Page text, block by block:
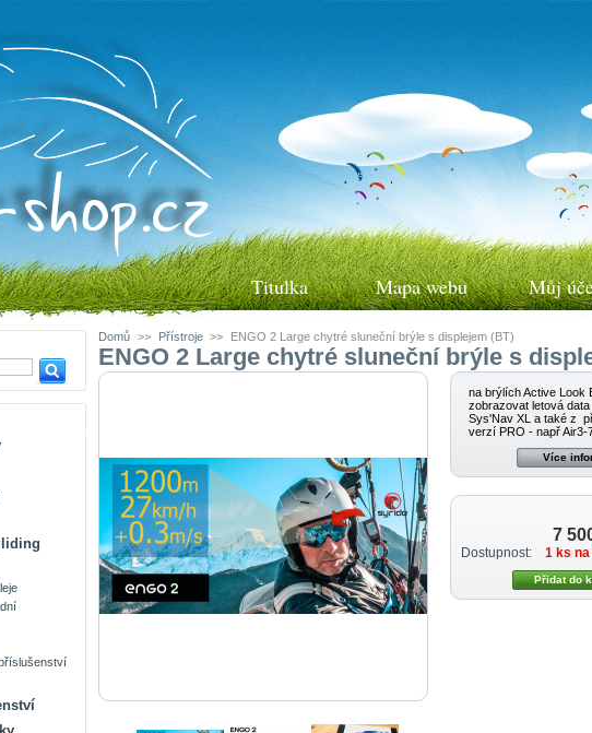
Titulka Mapa webu Můj
Domů >> Přístroje >> ENGO 2 Large chytré sluneční brýle s displejem (BT)
ENGO 2 Large chytré sluneční brýle s
na brýlích Active Look
zobrazovat letová
Sys'Nav XL a také z
verzí PRO - např Air3-
Více
7
Dostupnost: 1 ks